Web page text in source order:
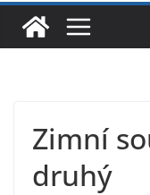
Zimní
druhý